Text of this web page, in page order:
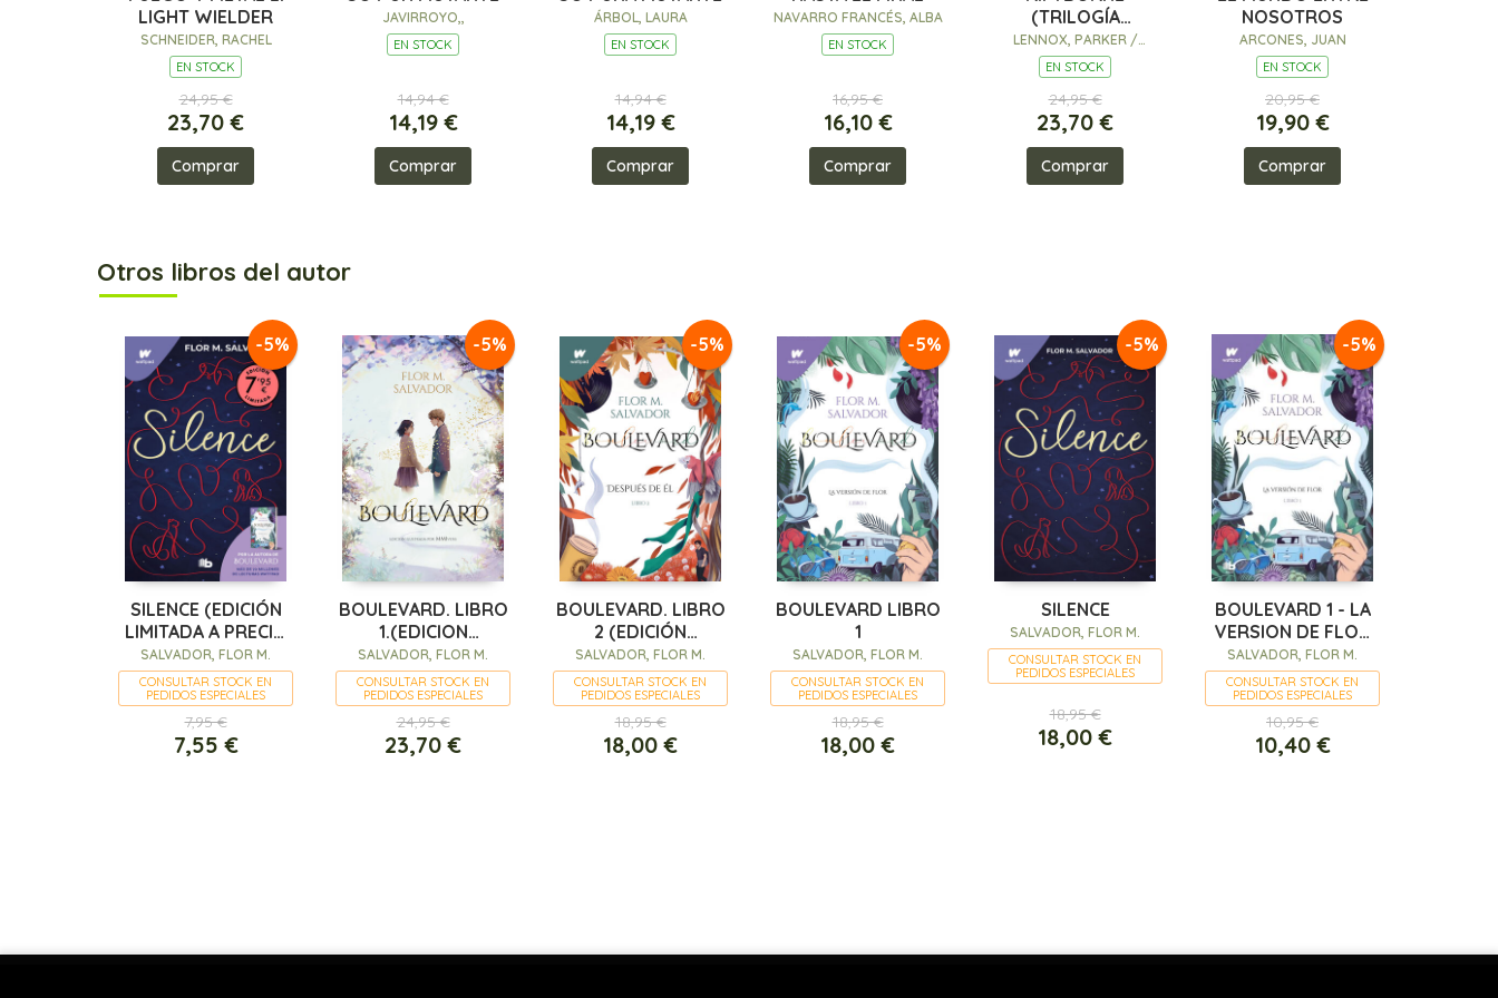
LIGHT WIELDER
SCHNEIDER, RACHEL
EN STOCK
24,95 €
23,70 €
Comprar
JAVIRROYO,,
EN STOCK
14,94 €
14,19 €
Comprar
ÁRBOL, LAURA
EN STOCK
14,94 €
14,19 €
Comprar
NAVARRO FRANCÉS, ALBA
EN STOCK
16,95 €
16,10 €
Comprar
(TRILOGÍA
ESPRITHEAN 1)
LENNOX, PARKER /
GRENWICH, BREE
EN STOCK
24,95 €
23,70 €
Comprar
NOSOTROS
ARCONES, JUAN
EN STOCK
20,95 €
19,90 €
Comprar
Otros libros del autor
-5%
SILENCE (EDICIÓN
LIMITADA A PRECIO
ESPECIAL)
SALVADOR, FLOR M.
CONSULTAR STOCK EN
PEDIDOS ESPECIALES
7,95 €
7,55 €
-5%
BOULEVARD. LIBRO
1.(EDICION
ESPECIAL)
SALVADOR, FLOR M.
CONSULTAR STOCK EN
PEDIDOS ESPECIALES
24,95 €
23,70 €
-5%
BOULEVARD. LIBRO
2 (EDICIÓN
REVISADA POR LA
AUTORA)
SALVADOR, FLOR M.
CONSULTAR STOCK EN
PEDIDOS ESPECIALES
18,95 €
18,00 €
-5%
BOULEVARD LIBRO
1
SALVADOR, FLOR M.
CONSULTAR STOCK EN
PEDIDOS ESPECIALES
18,95 €
18,00 €
-5%
SILENCE
SALVADOR, FLOR M.
CONSULTAR STOCK EN
PEDIDOS ESPECIALES
18,95 €
18,00 €
-5%
BOULEVARD 1 - LA
VERSION DE FLOR
(ED. REVISADA POR
SALVADOR, FLOR M.
CONSULTAR STOCK EN
PEDIDOS ESPECIALES
10,95 €
10,40 €